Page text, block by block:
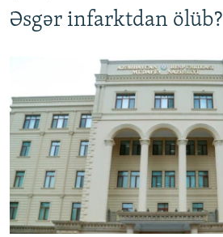
Əsgər infarktdan ölüb?